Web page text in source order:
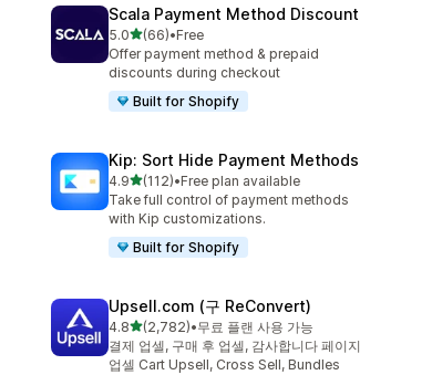
Scala Payment Method Discount
5.0별 5개 중
(66)
총 리뷰 66개
•Free
Offer payment method & prepaid
discounts during checkout
Built for Shopify
Kip: Sort Hide Payment Methods
4.9별 5개 중
(112)
총 리뷰 112개
•Free plan available
Take full control of payment methods
with Kip customizations.
Built for Shopify
Upsell.com (구 ReConvert)
4.8별 5개 중
(2,782)
총 리뷰 2782개
•무료 플랜 사용 가능
결제 업셀, 구매 후 업셀, 감사합니다 페이지
업셀 Cart Upsell, Cross Sell, Bundles